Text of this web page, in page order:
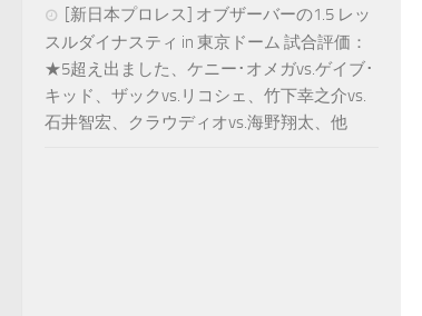
[新日本プロレス] オブザーバーの1.5 レッ
スルダイナスティ in 東京ドーム 試合評価：
★5超え出ました、ケニー･オメガvs.ゲイブ･
キッド、ザックvs.リコシェ、竹下幸之介vs.
石井智宏、クラウディオvs.海野翔太、他